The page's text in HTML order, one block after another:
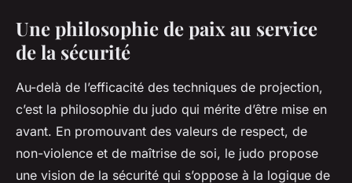
Une philosophie de paix au service
de la sécurité
Au-delà de l’efficacité des techniques de projection,
c’est la philosophie du judo qui mérite d’être mise en
avant. En promouvant des valeurs de respect, de
non-violence et de maîtrise de soi, le judo propose
une vision de la sécurité qui s’oppose à la logique de